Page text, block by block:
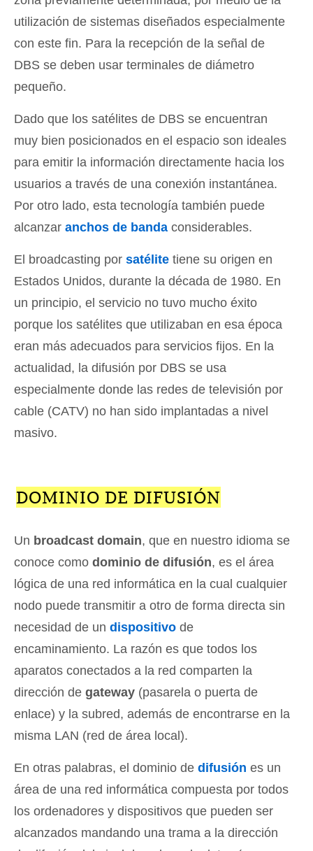
utilización de sistemas diseñados especialmente
con este fin. Para la recepción de la señal de
DBS se deben usar terminales de diámetro
pequeño.
Dado que los satélites de DBS se encuentran
muy bien posicionados en el espacio son ideales
para emitir la información directamente hacia los
usuarios a través de una conexión instantánea.
Por otro lado, esta tecnología también puede
alcanzar anchos de banda considerables.
El broadcasting por satélite tiene su origen en
Estados Unidos, durante la década de 1980. En
un principio, el servicio no tuvo mucho éxito
porque los satélites que utilizaban en esa época
eran más adecuados para servicios fijos. En la
actualidad, la difusión por DBS se usa
especialmente donde las redes de televisión por
cable (CATV) no han sido implantadas a nivel
masivo.
DOMINIO DE DIFUSIÓN
Un broadcast domain, que en nuestro idioma se
conoce como dominio de difusión, es el área
lógica de una red informática en la cual cualquier
nodo puede transmitir a otro de forma directa sin
necesidad de un dispositivo de
encaminamiento. La razón es que todos los
aparatos conectados a la red comparten la
dirección de gateway (pasarela o puerta de
enlace) y la subred, además de encontrarse en la
misma LAN (red de área local).
En otras palabras, el dominio de difusión es un
área de una red informática compuesta por todos
los ordenadores y dispositivos que pueden ser
alcanzados mandando una trama a la dirección